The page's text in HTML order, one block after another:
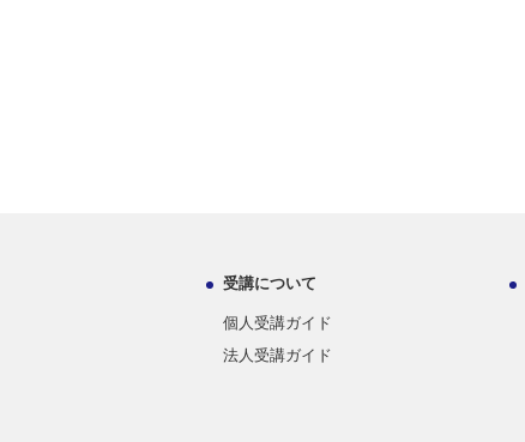
受講について
個人受講ガイド
法人受講ガイド